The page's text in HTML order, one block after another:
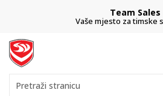
Team Sales
Vaše mjesto za timske
Pretraži stranicu